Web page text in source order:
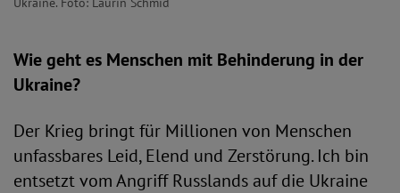
Wie geht es Menschen mit Behinderung in der
Ukraine?
Der Krieg bringt für Millionen von Menschen
unfassbares Leid, Elend und Zerstörung. Ich bin
entsetzt vom Angriff Russlands auf die Ukraine